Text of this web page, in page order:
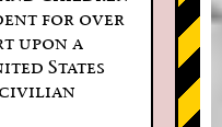
for over
upon a
States
civilian